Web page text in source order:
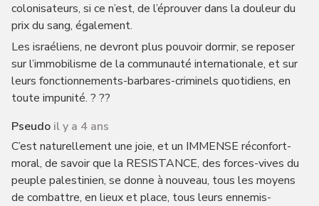
colonisateurs, si ce n’est, de l’éprouver dans la douleur du
prix du sang, également.
Les israéliens, ne devront plus pouvoir dormir, se reposer
sur l’immobilisme de la communauté internationale, et sur
leurs fonctionnements-barbares-criminels quotidiens, en
toute impunité. ? ??
Pseudo il y a 4 ans
C’est naturellement une joie, et un IMMENSE réconfort-
moral, de savoir que la RESISTANCE, des forces-vives du
peuple palestinien, se donne à nouveau, tous les moyens
de combattre, en lieux et place, tous leurs ennemis-